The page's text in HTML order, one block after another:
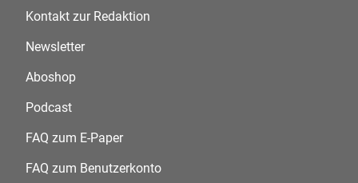
Kontakt zur Redaktion
Newsletter
Aboshop
Podcast
FAQ zum E-Paper
FAQ zum Benutzerkonto